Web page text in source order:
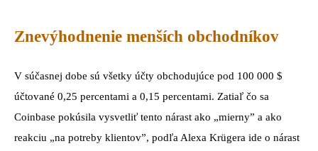
Znevýhodnenie menších obchodníkov
V súčasnej dobe sú všetky účty obchodujúce pod 100 000 $
účtované 0,25 percentami a 0,15 percentami. Zatiaľ čo sa
Coinbase pokúsila vysvetliť tento nárast ako „mierny” a ako
reakciu „na potreby klientov”, podľa Alexa Krügera ide o nárast